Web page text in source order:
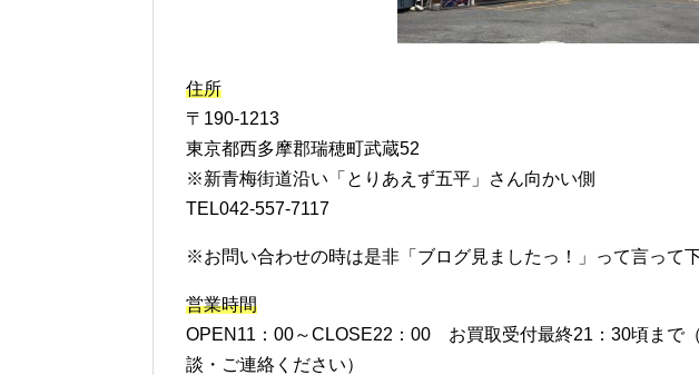
住所
〒190-1213
東京都西多摩郡瑞穂町武蔵52
※新青梅街道沿い「とりあえず五平」さん向かい側
TEL042-557-7117
※お問い合わせの時は是非「ブログ見ましたっ！」って言って
営業時間
OPEN11：00～CLOSE22：00 お買取受付最終21：30頃まで
談・ご連絡ください）